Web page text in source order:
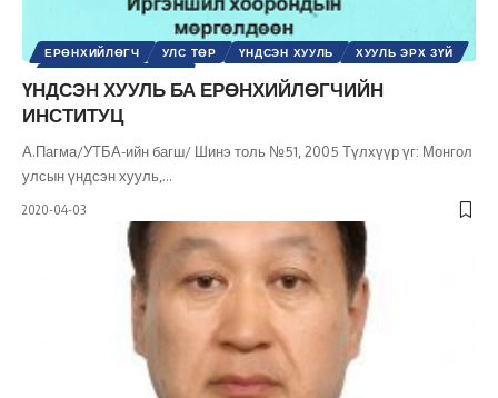
ЕРӨНХИЙЛӨГЧ УЛС ТӨР ҮНДСЭН ХУУЛЬ
ХУУЛЬ ЭРХ ЗҮЙ
ҮНДСЭН ХУУЛЬ БА ЕРӨНХИЙЛӨГЧИЙН
ИНСТИТУЦ
А.Пагма/УТБА-ийн багш/ Шинэ толь №51, 2005 Түлхүүр үг: Монгол
улсын үндсэн хууль, …
2020-04-03